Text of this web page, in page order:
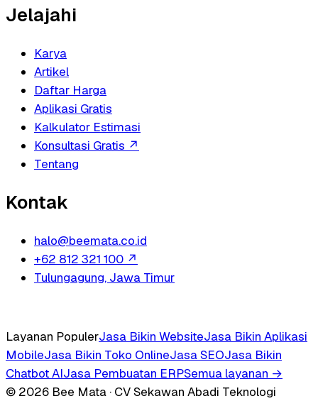
Jelajahi
Karya
Artikel
Daftar Harga
Aplikasi Gratis
Kalkulator Estimasi
Konsultasi Gratis ↗
Tentang
Kontak
halo@beemata.co.id
+62 812 321 100 ↗
Tulungagung, Jawa Timur
Layanan PopulerJasa Bikin WebsiteJasa Bikin Aplikasi
MobileJasa Bikin Toko OnlineJasa SEOJasa Bikin
Chatbot AIJasa Pembuatan ERPSemua layanan →
© 2026 Bee Mata · CV Sekawan Abadi Teknologi